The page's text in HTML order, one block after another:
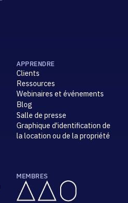
APPRENDRE
Clients
Ressources
Webinaires et événements
Blog
Salle de presse
Graphique d'identification de
la location ou de la propriété
MEMBRES